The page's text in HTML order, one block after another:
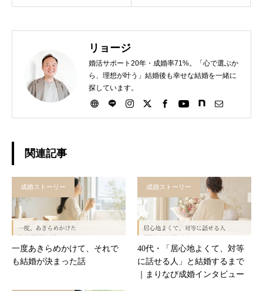
リョージ
婚活サポート20年・成婚率71%。「心で選ぶか
ら、理想が叶う」結婚後も幸せな結婚を一緒に
探しています。
関連記事
成婚ストーリー
一度あきらめかけて、それで
も結婚が決まった話
成婚ストーリー
40代・「居心地よくて、対等
に話せる人」と結婚するまで
｜まりなび成婚インタビュー